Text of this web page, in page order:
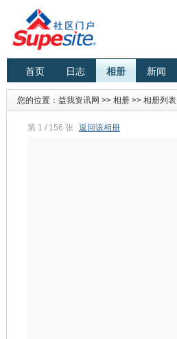
首页 日志 相册 新闻
您的位置： 益我资讯网 >> 相册 >> 相册列表
第 1 / 156 张 返回该相册